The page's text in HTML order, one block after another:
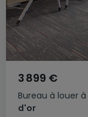
Bureau à louer à
d'or
3 899 €